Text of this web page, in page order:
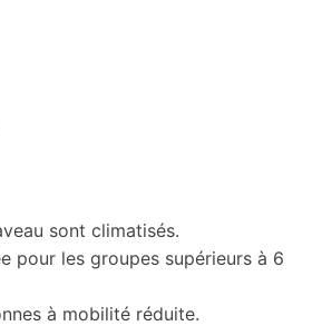
sont climatisés.
pour les groupes supérieurs à 6
à mobilité réduite.